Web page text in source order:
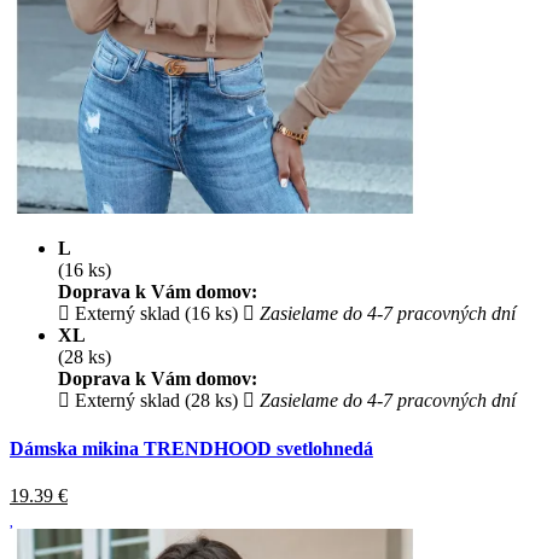
L
(16 ks)
Doprava k Vám domov:
Externý sklad (16 ks)
Zasielame do 4-7 pracovných dní
XL
(28 ks)
Doprava k Vám domov:
Externý sklad (28 ks)
Zasielame do 4-7 pracovných dní
Dámska mikina TRENDHOOD svetlohnedá
19.39 €